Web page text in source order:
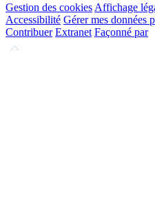
Gestion des cookies Affichage
Accessibilité Gérer mes données
Contribuer Extranet Façonné par